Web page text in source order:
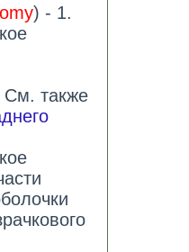
) - 1.
См. также